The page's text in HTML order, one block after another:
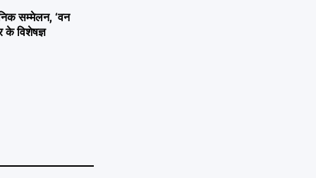
सम्मेलन, ‘वन
के विशेषज्ञ